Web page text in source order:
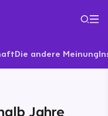
Die andere Meinung
Jahre